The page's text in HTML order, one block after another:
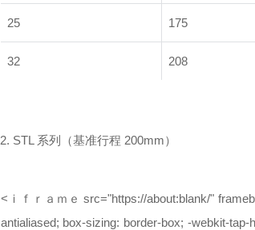
25 175
32 208
2. STL 系列（基准行程 200mm）
<ｉｆｒａｍｅ src="https://about:blank/"
antialiased; box-sizing: border-box; -webkit-